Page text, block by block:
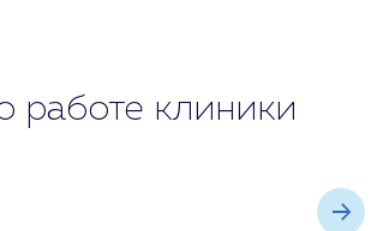
работе клиники